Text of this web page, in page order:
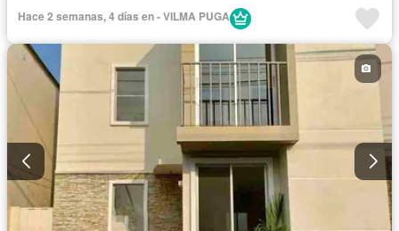
Hace 2 semanas, 4 días en - VILMA PUGA